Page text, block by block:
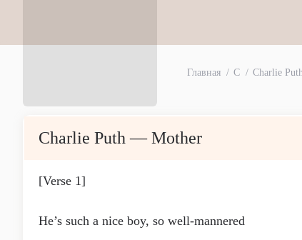
Главная C Charlie
Charlie Puth — Mother
[Verse 1]
He’s such a nice boy, so well-mannered